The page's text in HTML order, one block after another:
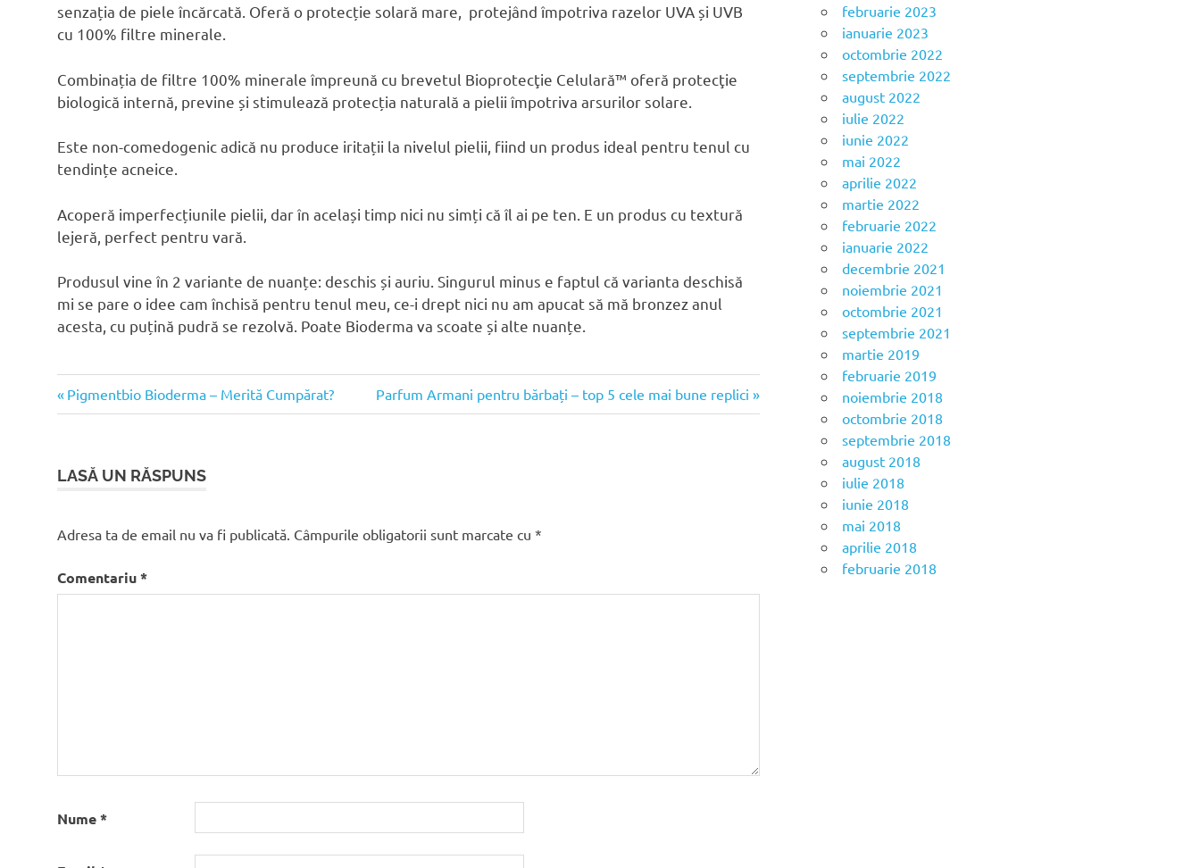
senzația de piele încărcată. Oferă o protecție solară mare, protejând împotriva razelor UVA și UVB
cu 100% filtre minerale.
Combinația de filtre 100% minerale împreună cu brevetul Bioprotecţie Celulară™ oferă protecţie
biologică internă, previne și stimulează protecția naturală a pielii împotriva arsurilor solare.
Este non-comedogenic adică nu produce iritații la nivelul pielii, fiind un produs ideal pentru tenul cu
tendințe acneice.
Acoperă imperfecțiunile pielii, dar în același timp nici nu simți că îl ai pe ten. E un produs cu textură
lejeră, perfect pentru vară.
Produsul vine în 2 variante de nuanțe: deschis și auriu. Singurul minus e faptul că varianta deschisă
mi se pare o idee cam închisă pentru tenul meu, ce-i drept nici nu am apucat să mă bronzez anul
acesta, cu puțină pudră se rezolvă. Poate Bioderma va scoate și alte nuanțe.
Navigare
articole
Articolul
anterior:
Pigmentbio Bioderma – Merită Cumpărat?
Articolul
următor:
Parfum Armani pentru bărbați – top 5 cele mai bune replici
LASĂ UN RĂSPUNS
Adresa ta de email nu va fi publicată. Câmpurile obligatorii sunt marcate cu *
Comentariu*
Nume*
februarie 2023
ianuarie 2023
octombrie 2022
septembrie 2022
august 2022
iulie 2022
iunie 2022
mai 2022
aprilie 2022
martie 2022
februarie 2022
ianuarie 2022
decembrie 2021
noiembrie 2021
octombrie 2021
septembrie 2021
martie 2019
februarie 2019
noiembrie 2018
octombrie 2018
septembrie 2018
august 2018
iulie 2018
iunie 2018
mai 2018
aprilie 2018
februarie 2018